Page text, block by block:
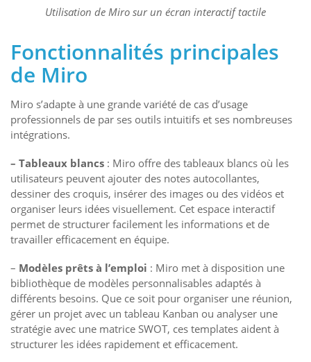
Utilisation de Miro sur un écran interactif tactile
Fonctionnalités principales
de Miro
Miro s’adapte à une grande variété de cas d’usage
professionnels de par ses outils intuitifs et ses nombreuses
intégrations.
– Tableaux blancs : Miro offre des tableaux blancs où les
utilisateurs peuvent ajouter des notes autocollantes,
dessiner des croquis, insérer des images ou des vidéos et
organiser leurs idées visuellement. Cet espace interactif
permet de structurer facilement les informations et de
travailler efficacement en équipe.
– Modèles prêts à l’emploi : Miro met à disposition une
bibliothèque de modèles personnalisables adaptés à
différents besoins. Que ce soit pour organiser une réunion,
gérer un projet avec un tableau Kanban ou analyser une
stratégie avec une matrice SWOT, ces templates aident à
structurer les idées rapidement et efficacement.